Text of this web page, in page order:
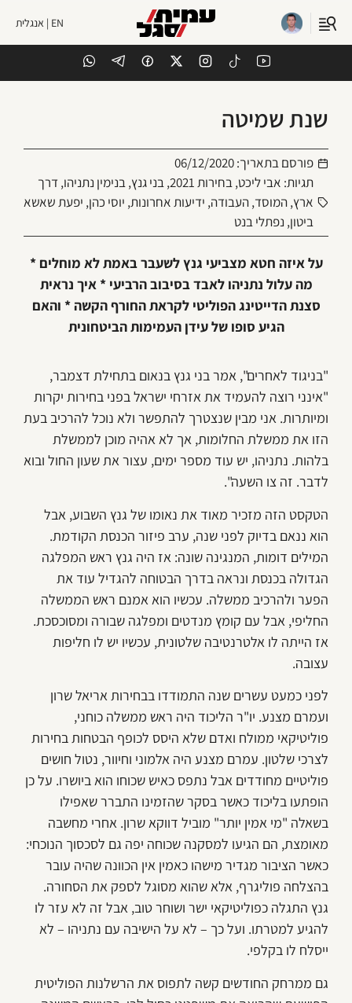
EN | אנגלית
שנת שמיטה
פורסם בתאריך:06/12/2020
תגיות: אבי ליכט,בחירות 2021 ,בני גנץ,בנימין נתניהו, דרך
ארץ,המוסד,העבודה, ידיעות אחרונות, יוסי כהן, יפעת שאשא
ביטון, נפתלי בנט
על איזה חטא מצביעי גנץ לשעבר באמת לא מוחלים *
מה עלול נתניהו לאבד בסיבוב הרביעי * איך נראית
סצנת הדייטינג הפוליטי לקראת החורף הקשה * והאם
הגיע סופו של עידן העמימות הביטחונית
"בניגוד לאחרים", אמר בני גנץ בנאום בתחילת דצמבר,
"אינני רוצה להעמיד את אזרחי ישראל בפני בחירות יקרות
ומיותרות. אני מבין שנצטרך להתפשר ולא נוכל להרכיב בעת
הזו את ממשלת החלומות, אך לא אהיה מוכן לממשלת
בלהות. נתניהו, יש עוד מספר ימים, עצור את שעון החול ובוא
לדבר. זה צו השעה".
הטקסט הזה מזכיר מאוד את נאומו של גנץ השבוע, אבל
הוא ננאם בדיוק לפני שנה, ערב פיזור הכנסת הקודמת.
המילים דומות, המנגינה שונה: אז היה גנץ ראש המפלגה
הגדולה בכנסת ונראה בדרך הבטוחה להגדיל עוד את
הפער ולהרכיב ממשלה. עכשיו הוא אמנם ראש הממשלה
החליפי, אבל עם קומץ מנדטים ומפלגה שבורה ומסוכסכת.
אז הייתה לו אלטרנטיבה שלטונית, עכשיו יש לו חליפות
עצובה.
לפני כמעט עשרים שנה התמודדו בבחירות אריאל שרון
ועמרם מצנע. יו"ר הליכוד היה ראש ממשלה כוחני,
פוליטיקאי ממולח ואדם שלא היסס לכופף הבטחות בחירות
לצרכי שלטון. עמרם מצנע היה אלמוני וחיוור, נטול חושים
פוליטיים מחודדים אבל נתפס כאיש שכוחו הוא ביושרו. על כן
הופתעו בליכוד כאשר בסקר שהזמינו התברר שאפילו
בשאלה "מי אמין יותר" מוביל דווקא שרון. אחרי מחשבה
מאומצת, הם הגיעו למסקנה שכוחה יפה גם לסכסוך הנוכחי:
כאשר הציבור מגדיר מישהו כאמין אין הכוונה שהיה עובר
בהצלחה פוליגרף, אלא שהוא מסוגל לספק את הסחורה.
גנץ התגלה כפוליטיקאי ישר ושוחר טוב, אבל זה לא עזר לו
להגיע למטרתו. ועל כך – לא על הישיבה עם נתניהו – לא
ייסלח לו בקלפי.
גם ממרחק החודשים קשה לתפוס את הרשלנות הפוליטית